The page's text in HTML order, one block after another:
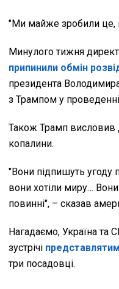
"Ми майже зробили це,
Минулого тижня
припинили обмін
президента
з Трампом у
Також Трамп висловив
копалини.
"Вони підпишуть угоду
вони хотіли миру…
повинні", – сказав
Нагадаємо, Україна та
зустрічі
три посадовці.